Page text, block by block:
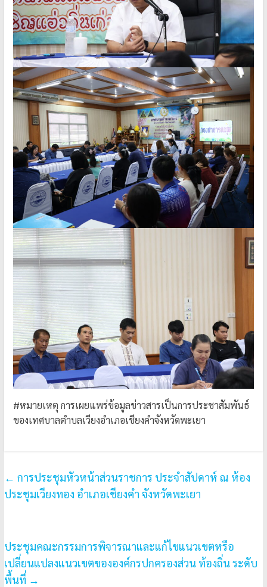
#หมายเหตุ การเผยแพร่ข้อมูลข่าวสารเป็นการประชาสัมพันธ์
ของเทศบาลตำบลเวียงอำเภอเชียงคำจังหวัดพะเยา
← การประชุมหัวหน้าส่วนราชการ ประจำสัปดาห์ ณ ห้อง
ประชุมเวียงทอง อำเภอเชียงคำ จังหวัดพะเยา
ประชุมคณะกรรมการพิจารณาและแก้ไขแนวเขตหรือ
เปลี่ยนแปลงแนวเขตขององค์กรปกครองส่วน ท้องถิ่น ระดับ
พื้นที่ →